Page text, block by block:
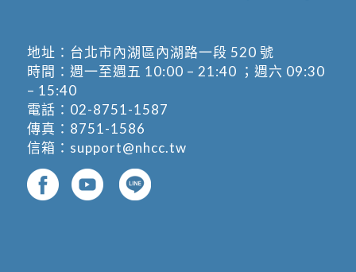
地址： 台北市內湖區內湖路一段 520 號
時間：週一至週五 10:00 – 21:40 ；週六 09:30
– 15:40
電話： 02-8751-1587
傳真：8751-1586
信箱： support@nhcc.tw